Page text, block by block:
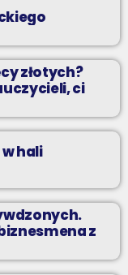
złotych?
ci
hali
z